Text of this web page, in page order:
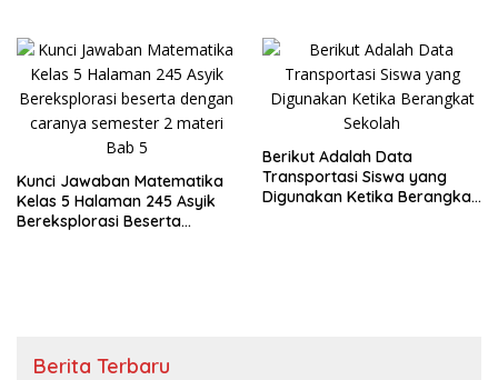
Kunci Jawaban Matematika
Kelas 5 Halaman 245 Asyik
Bereksplorasi Beserta
Berikut Adalah Data
Transportasi Siswa yang
Digunakan Ketika Berangkat
Berita Terbaru